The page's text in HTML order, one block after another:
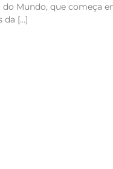
do Mundo, que começa
da […]